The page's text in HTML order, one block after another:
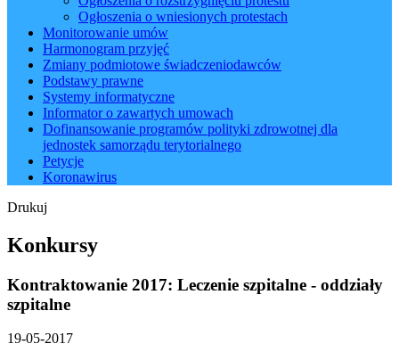
Ogłoszenia o wniesionych protestach
Monitorowanie umów
Harmonogram przyjęć
Zmiany podmiotowe świadczeniodawców
Podstawy prawne
Systemy informatyczne
Informator o zawartych umowach
Dofinansowanie programów polityki zdrowotnej dla
jednostek samorządu terytorialnego
Petycje
Koronawirus
Drukuj
Konkursy
Kontraktowanie 2017: Leczenie szpitalne - oddziały
szpitalne
19-05-2017